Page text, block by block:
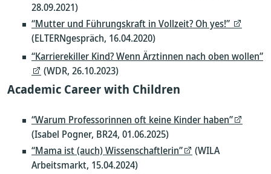
28.09.2021)
“Mutter und Führungskraft in Vollzeit? Oh yes!”
(ELTERNgespräch, 16.04.2020)
“Karrierekiller Kind? Wenn Ärztinnen nach oben wollen”
(WDR, 26.10.2023)
Academic Career with Children
“Warum Professorinnen oft keine Kinder haben”
(Isabel Pogner, BR24, 01.06.2025)
“Mama ist (auch) Wissenschaftlerin”
(WILA
Arbeitsmarkt, 15.04.2024)